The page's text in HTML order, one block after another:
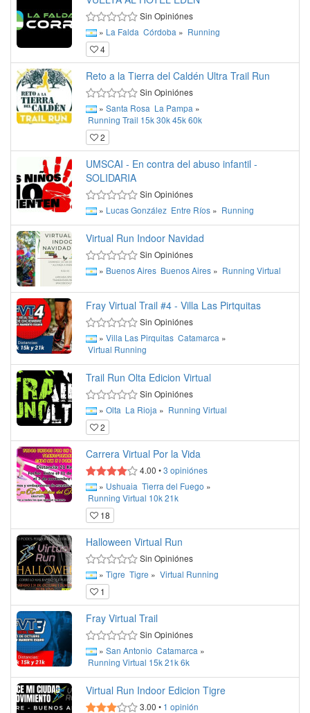
Sin Opiniónes
» La Falda Córdoba » Running
4
Reto a la Tierra del Caldén Ultra Trail Run
Sin Opiniónes
» Santa Rosa La Pampa »
Running Trail 15k30k45k60k
2
UMSCAI - En contra del abuso infantil -
SOLIDARIA
Sin Opiniónes
» Lucas González Entre Ríos » Running
Virtual Run Indoor Navidad
Sin Opiniónes
» Buenos Aires Buenos Aires » Running Virtual
Fray Virtual Trail #4 - Villa Las Pirtquitas
Sin Opiniónes
» Villa Las Pirquitas Catamarca »
Virtual Running
Trail Run Olta Edicion Virtual
Sin Opiniónes
» Olta La Rioja » Running Virtual
2
Carrera Virtual Por la Vida
4.00 •3 opiniónes
» Ushuaia Tierra del Fuego »
Running Virtual 10k21k
18
Halloween Virtual Run
Sin Opiniónes
» Tigre Tigre » Virtual Running
1
Fray Virtual Trail
Sin Opiniónes
» San Antonio Catamarca »
Running Virtual 15k21k6k
Virtual Run Indoor Edicion Tigre
3.00 • 1 opinión